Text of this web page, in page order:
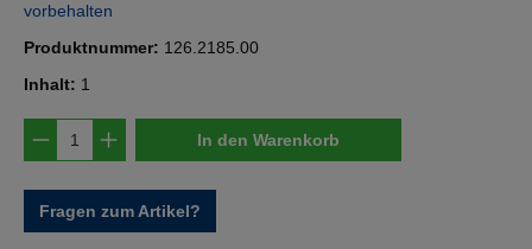
vorbehalten
Produktnummer: 126.2185.00
Inhalt: 1
Produkt Anzahl: Gib den gewünschten
In den Warenkorb
Fragen zum Artikel?